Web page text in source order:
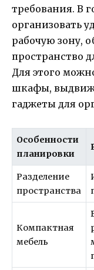
требования. В
организовать
рабочую зону,
пространство
Для этого
шкафы,
гаджеты для
Особенности
планировки
Разделение
пространства
Компактная
мебель